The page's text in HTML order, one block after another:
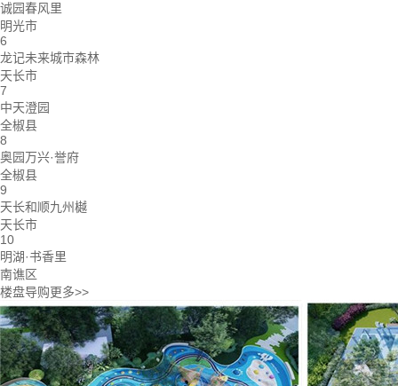
诚园春风里
明光市
6
龙记未来城市森林
天长市
7
中天澄园
全椒县
8
奥园万兴·誉府
全椒县
9
天长和顺九州樾
天长市
10
明湖·书香里
南谯区
楼盘导购更多>>